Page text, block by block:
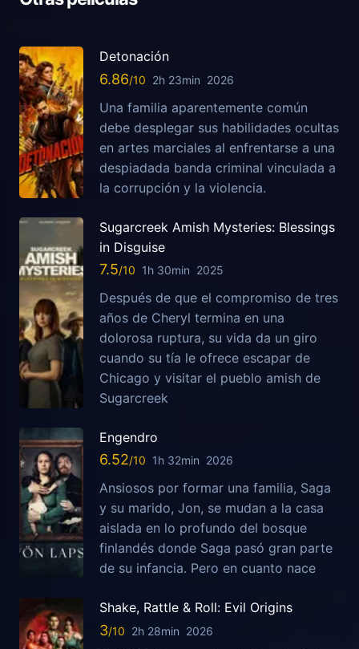
Detonación
6.86 2h 23min 2026
Una familia aparentemente común
debe desplegar sus habilidades ocultas
en artes marciales al enfrentarse a una
despiadada banda criminal vinculada a
la corrupción y la violencia.
Sugarcreek Amish Mysteries: Blessings
in Disguise
7.5 1h 30min 2025
Después de que el compromiso de tres
años de Cheryl termina en una
dolorosa ruptura, su vida da un giro
cuando su tía le ofrece escapar de
Chicago y visitar el pueblo amish de
Sugarcreek
Engendro
6.52 1h 32min 2026
Ansiosos por formar una familia, Saga
y su marido, Jon, se mudan a la casa
aislada en lo profundo del bosque
finlandés donde Saga pasó gran parte
de su infancia. Pero en cuanto nace
Shake, Rattle & Roll: Evil Origins
3 2h 28min 2026